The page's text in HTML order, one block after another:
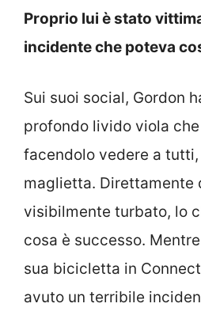
Proprio lui è stato
incidente che poteva
Sui suoi social, Gordon
profondo livido viola
facendolo vedere a
maglietta. Direttamente
visibilmente turbato, lo
cosa è successo.
sua bicicletta in
avuto un terribile